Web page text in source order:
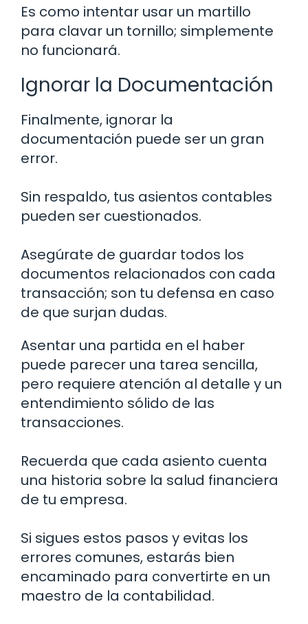
Es como intentar usar un martillo
para clavar un tornillo; simplemente
no funcionará.
Ignorar la Documentación
Finalmente, ignorar la
documentación puede ser un gran
error.
Sin respaldo, tus asientos contables
pueden ser cuestionados.
Asegúrate de guardar todos los
documentos relacionados con cada
transacción; son tu defensa en caso
de que surjan dudas.
Asentar una partida en el haber
puede parecer una tarea sencilla,
pero requiere atención al detalle y un
entendimiento sólido de las
transacciones.
Recuerda que cada asiento cuenta
una historia sobre la salud financiera
de tu empresa.
Si sigues estos pasos y evitas los
errores comunes, estarás bien
encaminado para convertirte en un
maestro de la contabilidad.